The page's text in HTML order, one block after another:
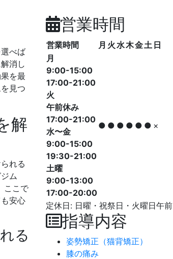
べば
消し
を最
見つ
解
れる
ム
ここで
安心
る
営業時間
営業時間 月 火水木金土 日
月
9:00-15:00
17:00-21:00
火
午前休み
17:00-21:00
水〜金
9:00-15:00
19:30-21:00
土曜
9:00-13:00
17:00-20:00
● ● ● ● ● ● ×
定休日: 日曜・祝祭日・火曜日午前
指導内容
姿勢矯正（猫背矯正）
膝の痛み